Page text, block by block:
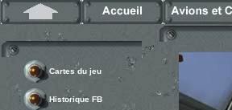
Cartes du jeu
Historique FB